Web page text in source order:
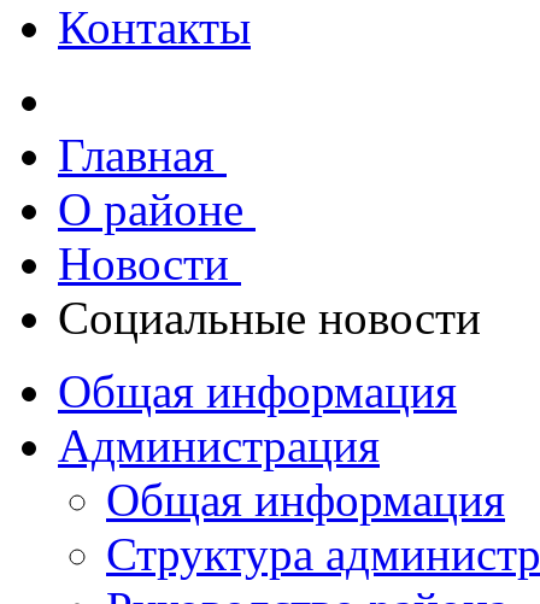
Контакты
Главная
О районе
Новости
Социальные новости
Общая информация
Администрация
Общая информация
Структура